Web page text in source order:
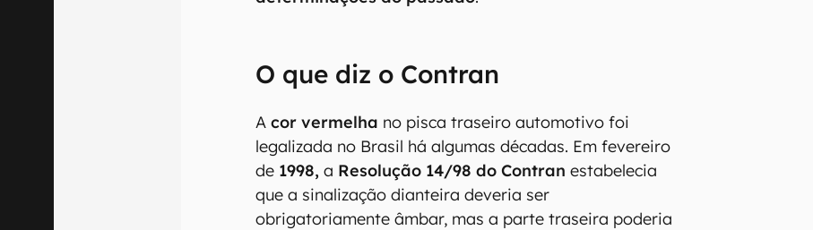
O que diz o Contran
Acor vermelha no pisca traseiro automotivo foi
legalizada no Brasil há algumas décadas. Em fevereiro
de 1998, a Resolução 14/98 do Contran estabelecia
que a sinalização dianteira deveria ser
obrigatoriamente âmbar, mas a parte traseira poderia